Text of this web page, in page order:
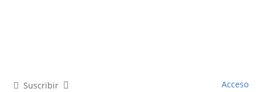
Suscribir Acceso